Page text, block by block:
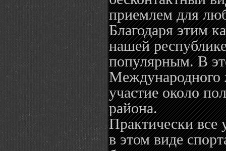
приемлем для
Благодаря этим
нашей
популярным. В
Международного
участие около
района.
Практически
в этом виде